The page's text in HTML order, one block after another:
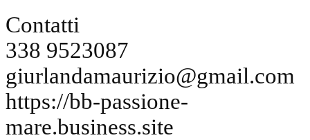
Contatti
338 9523087
giurlandamaurizio@gmail.com
https://bb-passione-
mare.business.site